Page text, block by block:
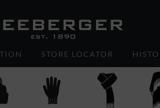
STORE LOCATOR